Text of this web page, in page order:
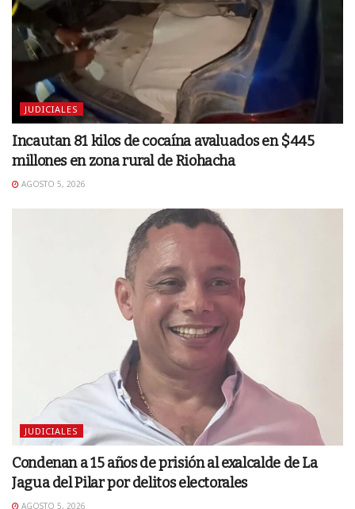
JUDICIALES
Incautan 81 kilos de cocaína avaluados en $445
millones en zona rural de Riohacha
AGOSTO 5, 2026
JUDICIALES
Condenan a 15 años de prisión al exalcalde de La
Jagua del Pilar por delitos electorales
AGOSTO 5, 2026